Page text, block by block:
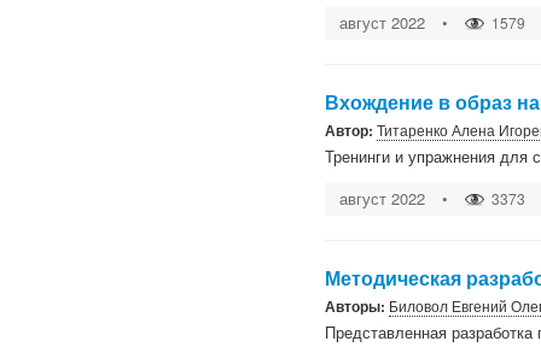
август 2022 • 1579
Вхождение в образ
Автор: Титаренко Алена
Тренинги и упражнения для
август 2022 • 3373
Методическая
Авторы: Биловол Евгений
Представленная